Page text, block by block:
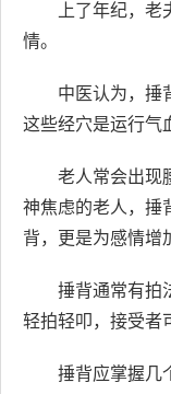
上了年纪，
情。
中医认为，捶
这些经穴是运行气
老人常会出现
神焦虑的老人，捶
背，更是为感情增
捶背通常有拍
轻拍轻叩，接受者
捶背应掌握几